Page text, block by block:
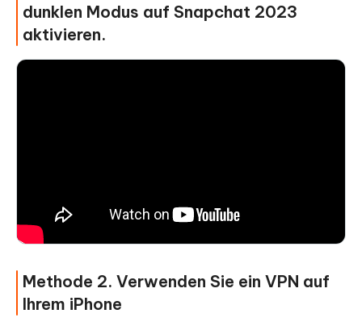
dunklen Modus auf Snapchat 2023
aktivieren.
Methode 2. Verwenden Sie ein VPN auf
Ihrem iPhone